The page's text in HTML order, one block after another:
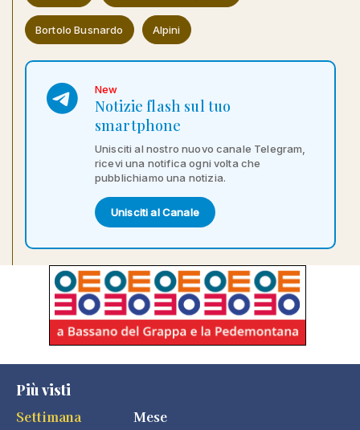
Bortolo Busnardo Alpini
New
Notizie flash sul tuo
smartphone
Unisciti al nostro nuovo canale Telegram,
ricevi una notifica ogni volta che
pubblichiamo una notizia.
Unisciti al Canale
Più visti
Settimana
Mese